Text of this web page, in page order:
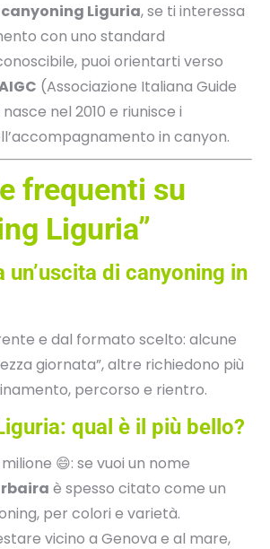
canyoning Liguria, se ti interessa
con uno standard
puoi orientarti verso
(Associazione Italiana Guide
nasce nel 2010 e riunisce i
in canyon.
frequenti su
Liguria”
un’uscita di canyoning in
e dal formato scelto: alcune
giornata”, altre richiedono più
percorso e rientro.
qual è il più bello?
😄: se vuoi un nome
è spesso citato come un
per colori e varietà.
vicino a Genova e al mare,